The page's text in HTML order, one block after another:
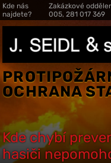
Kde nás
najdete?
Zakázkové
005, 281 017 369
OCHRANA
Kde chybí
hasiči